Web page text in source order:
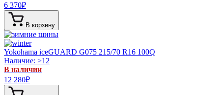
6 370₽
В корзину
Yokohama iceGUARD G075 215/70 R16 100Q
Наличие: >12
В наличии
12 280₽